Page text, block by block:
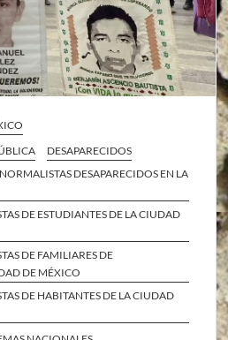
DESAPARECIDOS
DESAPARECIDOS EN LA
DE ESTUDIANTES DE LA CIUDAD
DE FAMILIARES DE
DE MÉXICO
DE HABITANTES DE LA CIUDAD